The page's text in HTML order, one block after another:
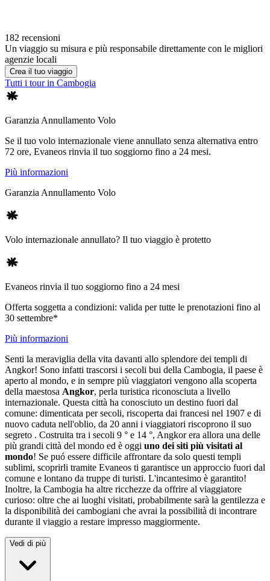
182 recensioni
Un viaggio su misura e più responsabile direttamente con le migliori
agenzie locali
Crea il tuo viaggio
Tutti i tour in Cambogia
Garanzia Annullamento Volo
Se il tuo volo internazionale viene annullato senza alternativa entro
72 ore, Evaneos rinvia il tuo soggiorno fino a 24 mesi.
Più informazioni
Garanzia Annullamento Volo
Volo internazionale annullato? Il tuo viaggio è protetto
Evaneos rinvia il tuo soggiorno fino a 24 mesi
Offerta soggetta a condizioni: valida per tutte le prenotazioni fino al
30 settembre*
Più informazioni
Senti la meraviglia della vita davanti allo splendore dei templi di
Angkor! Sono infatti trascorsi i secoli bui della Cambogia, il paese è
aperto al mondo, e in sempre più viaggiatori vengono alla scoperta
della maestosa Angkor, perla turistica riconosciuta a livello
internazionale. Questa città ha conosciuto un destino fuori dal
comune: dimenticata per secoli, riscoperta dai francesi nel 1907 e di
nuovo caduta nell'oblio, da 20 anni i viaggiatori riscoprono il suo
segreto . Costruita tra i secoli 9 ° e 14 °, Angkor era allora una delle
più grandi città del mondo ed è oggi uno dei siti più visitati al
mondo! Se puó essere difficile affrontare da solo questi templi
sublimi, scoprirli tramite Evaneos ti garantisce un approccio fuori dal
comune e lontano da truppe di turisti. L'incantesimo è garantito!
Inoltre, la Cambogia ha altre ricchezze da offrire al viaggiatore
curioso: oltre che ai luoghi visitati, probabilmente sarà la gentilezza e
la disponibilità dei cambogiani che avrai la possibilità di incontrare
durante il viaggio a restare impresso maggiormente.
Vedi di più